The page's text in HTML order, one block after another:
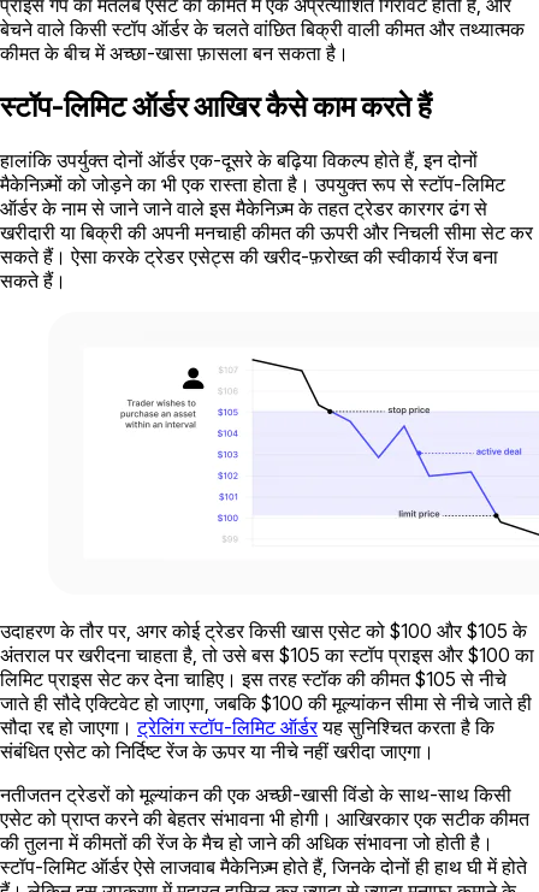
बेचने वाले किसी स्टॉप ऑर्डर के चलते वांछित बिक्री वाली कीमत और तथ्यात्मक
कीमत के बीच में अच्छा-खासा फ़ासला बन सकता है।
स्टॉप-लिमिट ऑर्डर आखिर कैसे काम करते हैं
हालांकि उपर्युक्त दोनों ऑर्डर एक-दूसरे के बढ़िया विकल्प होते हैं, इन दोनों
मैकेनिज़्मों को जोड़ने का भी एक रास्ता होता है। उपयुक्त रूप से स्टॉप-लिमिट
ऑर्डर के नाम से जाने जाने वाले इस मैकेनिज़्म के तहत ट्रेडर कारगर ढंग से
खरीदारी या बिक्री की अपनी मनचाही कीमत की ऊपरी और निचली सीमा सेट कर
सकते हैं। ऐसा करके ट्रेडर एसेट्स की खरीद-फ़रोख्त की स्वीकार्य रेंज बना
सकते हैं।
उदाहरण के तौर पर, अगर कोई ट्रेडर किसी खास एसेट को $100 और $105 के
अंतराल पर खरीदना चाहता है, तो उसे बस $105 का स्टॉप प्राइस और $100 का
लिमिट प्राइस सेट कर देना चाहिए। इस तरह स्टॉक की कीमत $105 से नीचे
जाते ही सौदे एक्टिवेट हो जाएगा, जबकि $100 की मूल्यांकन सीमा से नीचे जाते ही
सौदा रद्द हो जाएगा।ट्रेलिंग स्टॉप-लिमिट ऑर्डरयह सुनिश्चित करता है कि
संबंधित एसेट को निर्दिष्ट रेंज के ऊपर या नीचे नहीं खरीदा जाएगा।
नतीजतन ट्रेडरों को मूल्यांकन की एक अच्छी-खासी विंडो के साथ-साथ किसी
एसेट को प्राप्त करने की बेहतर संभावना भी होगी। आखिरकार एक सटीक कीमत
की तुलना में कीमतों की रेंज के मैच हो जाने की अधिक संभावना जो होती है।
स्टॉप-लिमिट ऑर्डर ऐसे लाजवाब मैकेनिज़्म होते हैं, जिनके दोनों ही हाथ घी में होते